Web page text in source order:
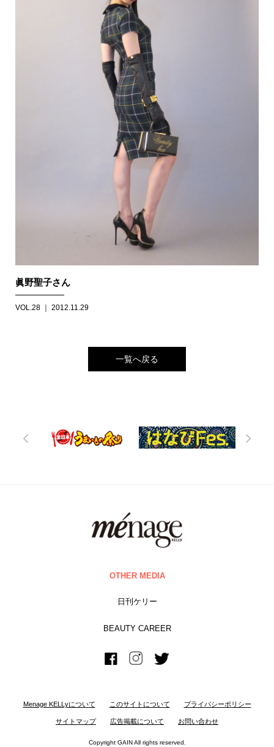
眞野聖子さん
VOL.28 ｜ 2012.11.29
一覧へ戻る
OTHER MEDIA
日刊ケリー
BEAUTY CAREER
Menage KELLyについて このサイトについて プライバシーボリシー
サイトマップ 広告掲載について お問い合わせ
Copyright GAIN All rights reserved.